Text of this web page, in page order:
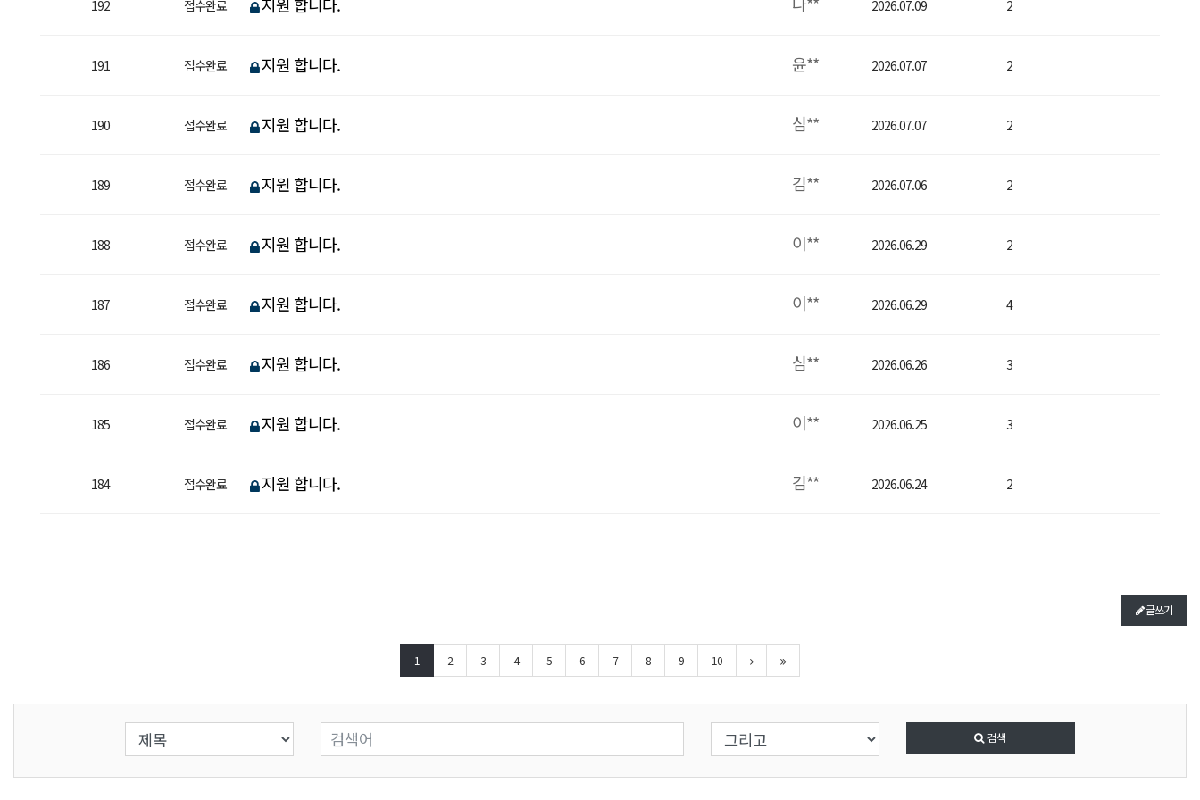
192 접수완료 2026.07.09 2
191 접수완료 지원 합니다. 윤** 2026.07.07 2
190 접수완료 지원 합니다. 심** 2026.07.07 2
189 접수완료 지원 합니다. 김** 2026.07.06 2
188 접수완료 지원 합니다. 이** 2026.06.29 2
187 접수완료 지원 합니다. 이** 2026.06.29 4
186 접수완료 지원 합니다. 심** 2026.06.26 3
185 접수완료 지원 합니다. 이** 2026.06.25 3
184 접수완료 지원 합니다. 김** 2026.06.24 2
글쓰기
1 2 3 4 5 6 7 8 9 10
검색 조건 선택 검색어 입력 검색 조건 선택 검색